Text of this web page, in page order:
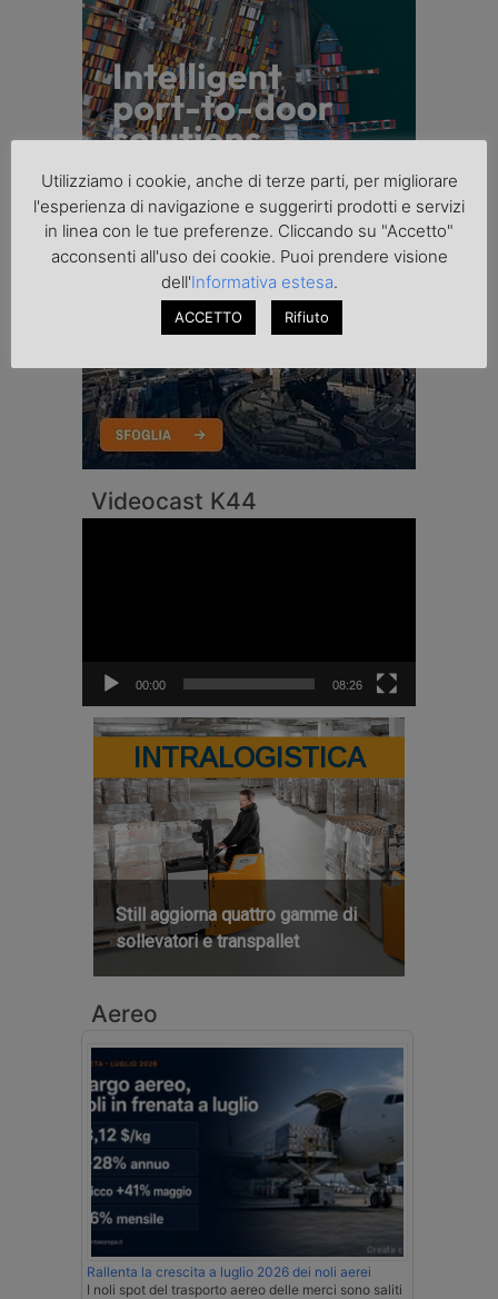
Videocast K44
00:00 08:26
INTRALOGISTICA
Still aggiorna quattro gamme di
sollevatori e transpallet
Aereo
Rallenta la crescita a luglio 2026 dei noli aerei
I noli spot del trasporto aereo delle merci sono saliti
Utilizziamo i cookie, anche di terze parti, per migliorare
l'esperienza di navigazione e suggerirti prodotti e servizi
in linea con le tue preferenze. Cliccando su "Accetto"
acconsenti all'uso dei cookie. Puoi prendere visione
dell'Informativa estesa.
ACCETTO Rifiuto